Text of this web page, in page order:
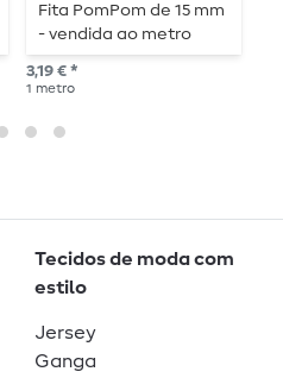
Fita PomPom de 15 mm
- vendida ao metro
3,19 € *
1 metro
Tecidos de moda com
estilo
Jersey
Ganga